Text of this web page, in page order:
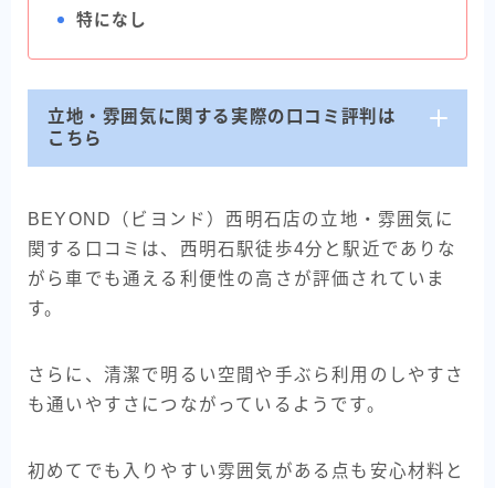
特になし
立地・雰囲気に関する実際の口コミ評判は
こちら
BEYOND（ビヨンド）西明石店の立地・雰囲気に
関する口コミは、西明石駅徒歩4分と駅近でありな
がら車でも通える利便性の高さが評価されていま
す。
さらに、清潔で明るい空間や手ぶら利用のしやすさ
も通いやすさにつながっているようです。
初めてでも入りやすい雰囲気がある点も安心材料と